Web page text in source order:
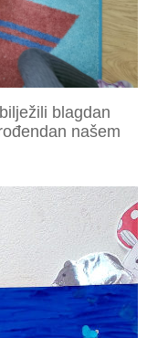
blagdan
našem